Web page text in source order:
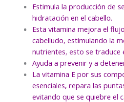
Estimula la producción de
hidratación en el cabello.
Esta vitamina mejora el
cabelludo, estimulando la
nutrientes, esto se traduce
Ayuda a prevenir y a
La vitamina E por sus
esenciales, repara las
evitando que se quiebre el